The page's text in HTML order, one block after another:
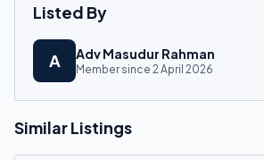
Listed By
A Adv Masudur Rahman
Member since 2 April 2026
Similar Listings